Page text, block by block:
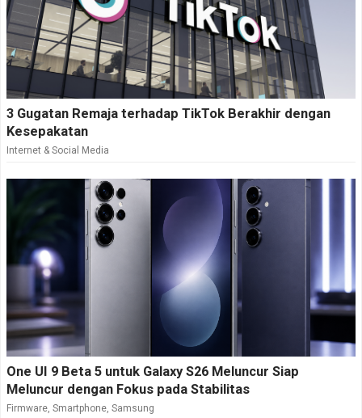
3 Gugatan Remaja terhadap TikTok Berakhir dengan
Kesepakatan
Internet & Social Media
One UI 9 Beta 5 untuk Galaxy S26 Meluncur Siap
Meluncur dengan Fokus pada Stabilitas
Firmware, Smartphone, Samsung